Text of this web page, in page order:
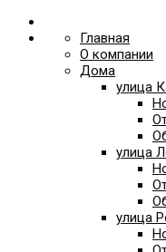
Главная
О компании
Дома
улица
улица
улица